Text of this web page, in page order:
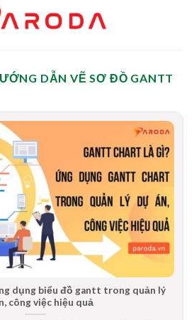
DẪN VẼ SƠ ĐỒ GANTT
dụng biểu đồ gantt trong quản lý
công việc hiệu quả